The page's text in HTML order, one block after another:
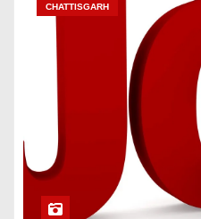
CHATTISGARH